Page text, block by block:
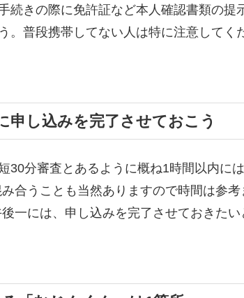
続きの際に免許証など本人確認書類の提
。普段携帯してない人は特に注意してく
申し込みを完了させておこう
30分審査とあるように概ね1時間以内に
合うことも当然ありますので時間は参考
一には、申し込みを完了させておきたい